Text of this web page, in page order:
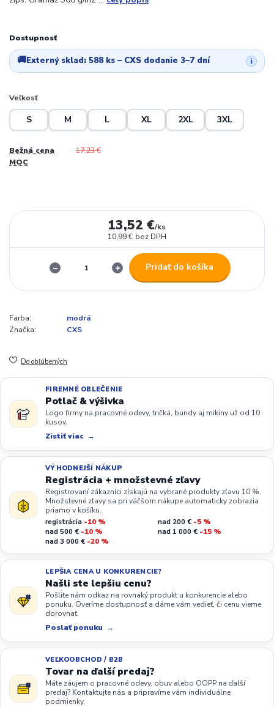
Dostupnosť
🚚Externý sklad: 588 ks – CXS dodanie 3–7 dní i
Veľkosť
S M L XL 2XL 3XL
Bežná cena
MOC
17,23 €
13,52 €/ks
10,99 € bez DPH
Pridať do košíka
Farba:
modrá
Značka:
CXS
Do obľúbených
FIREMNÉ OBLEČENIE
Potlač & výšivka
Logo firmy na pracovné odevy, tričká, bundy aj mikiny už od 10
kusov.
Zistiť viac
VÝHODNEJŠÍ NÁKUP
Registrácia + množstevné zľavy
Registrovaní zákazníci získajú na vybrané produkty zľavu 10 %.
Množstevné zľavy sa pri väčšom nákupe automaticky zobrazia
priamo v košíku.
registrácia -10 % nad 200 € -5 %
nad 500 € -10 % nad 1 000 € -15 %
nad 3 000 € -20 %
LEPŠIA CENA U KONKURENCIE?
Našli ste lepšiu cenu?
Pošlite nám odkaz na rovnaký produkt u konkurencie alebo
ponuku. Overíme dostupnosť a dáme vám vedieť, či cenu vieme
dorovnať.
Poslať ponuku
VEĽKOOBCHOD / B2B
Tovar na ďalší predaj?
Máte záujem o pracovné odevy, obuv alebo OOPP na ďalší
predaj? Kontaktujte nás a pripravíme vám individuálne
podmienky.